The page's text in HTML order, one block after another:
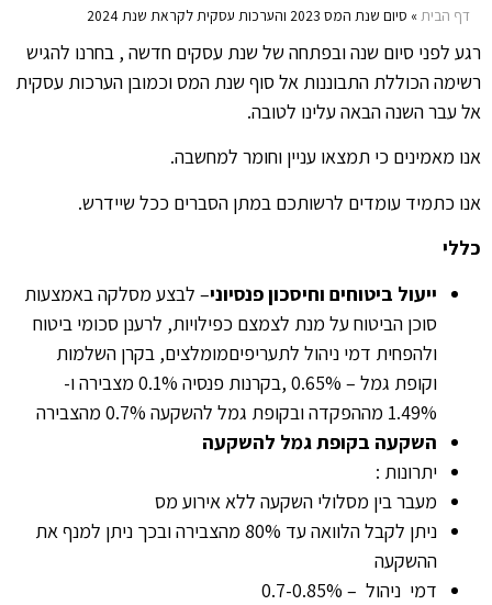
דף הבית» סיום שנת המס 2023 והערכות עסקית לקראת שנת 2024
רגע לפני סיום שנה ובפתחה של שנת עסקים חדשה , בחרנו להגיש
רשימה הכוללת התבוננות אל סוף שנת המס וכמובן הערכות עסקית
אל עבר השנה הבאה עלינו לטובה.
אנו מאמינים כי תמצאו עניין וחומר למחשבה.
אנו כתמיד עומדים לרשותכם במתן הסברים ככל שיידרש.
כללי
ייעול ביטוחים וחיסכון פנסיוני– לבצע מסלקה באמצעות
סוכן הביטוח על מנת לצמצם כפילויות, לרענן סכומי ביטוח
ולהפחית דמי ניהול לתעריפיםמומלצים, בקרן השלמות
וקופת גמל – 0.65% ,בקרנות פנסיה 0.1% מצבירה ו-
1.49% מההפקדה ובקופת גמל להשקעה 0.7% מהצבירה
השקעה בקופת גמל להשקעה
יתרונות :
מעבר בין מסלולי השקעה ללא אירוע מס
ניתן לקבל הלוואה עד 80% מהצבירה ובכך ניתן למנף את
ההשקעה
דמי ניהול – 0.7-0.85%